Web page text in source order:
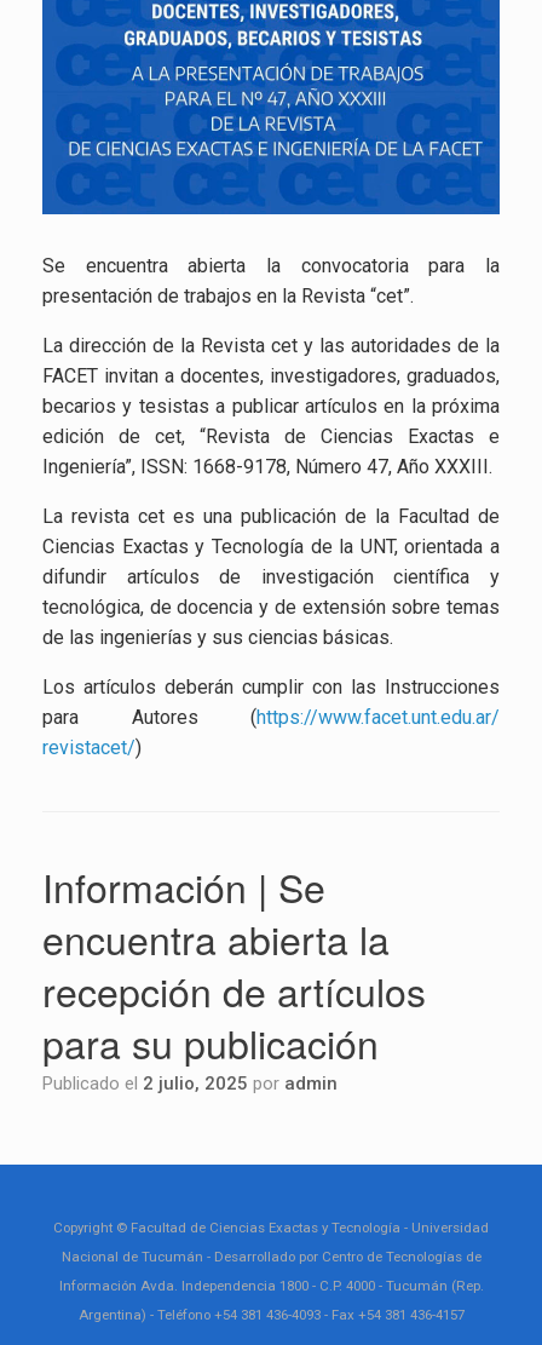
Se encuentra abierta la convocatoria para la
presentación de trabajos en la Revista “cet”.
La dirección de la Revista cet y las autoridades de la
FACET invitan a docentes, investigadores, graduados,
becarios y tesistas a publicar artículos en la próxima
edición de cet, “Revista de Ciencias Exactas e
Ingeniería”, ISSN: 1668-9178, Número 47, Año XXXIII.
La revista cet es una publicación de la Facultad de
Ciencias Exactas y Tecnología de la UNT, orientada a
difundir artículos de investigación científica y
tecnológica, de docencia y de extensión sobre temas
de las ingenierías y sus ciencias básicas.
Los artículos deberán cumplir con las Instrucciones
para Autores (https://www.facet.unt.edu.ar/
revistacet/)
Información | Se
encuentra abierta la
recepción de artículos
para su publicación
Publicado el 2 julio, 2025 por admin
Copyright © Facultad de Ciencias Exactas y Tecnología - Universidad
Nacional de Tucumán - Desarrollado por Centro de Tecnologías de
Información Avda. Independencia 1800 - C.P. 4000 - Tucumán (Rep.
Argentina) - Teléfono +54 381 436-4093 - Fax +54 381 436-4157